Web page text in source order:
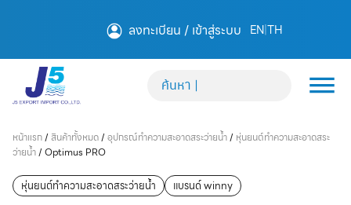
ลงทะเบียน / เข้าสู่ระบบ EN|TH
หน้าแรก/ สินค้าทั้งหมด/ อุปกรณ์ทำความสะอาดสระว่ายน้ำ/ หุ่นยนต์ทำความสะอาดสระ
ว่ายน้ำ/ Optimus PRO
หุ่นยนต์ทำความสะอาดสระว่ายน้ำ แบรนด์ winny